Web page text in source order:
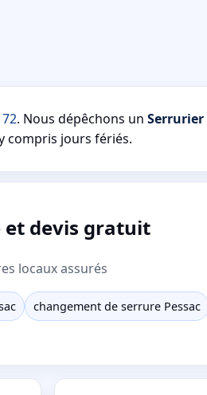
. Nous dépêchons un Serrurier
compris jours fériés.
et devis gratuit
locaux assurés
changement de serrure Pessac